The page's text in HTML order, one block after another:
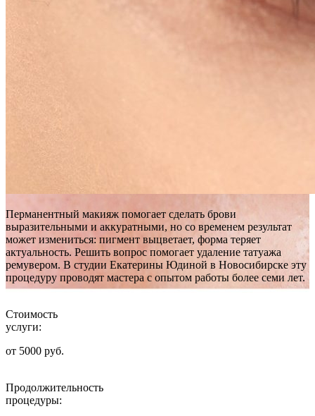
Перманентный макияж помогает сделать брови
выразительными и аккуратными, но со временем результат
может измениться: пигмент выцветает, форма теряет
актуальность. Решить вопрос помогает удаление татуажа
ремувером. В студии Екатерины Юдиной в Новосибирске эту
процедуру проводят мастера с опытом работы более семи лет.
Стоимость
услуги:
от 5000 руб.
Продолжительность
процедуры: